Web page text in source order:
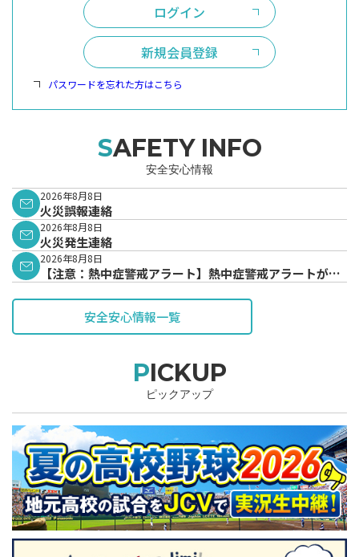
ログイン
新規会員登録
パスワードを忘れた方はこちら
SAFETY INFO
安全安心情報
2026年8月8日
火災誤報連絡
2026年8月8日
火災発生連絡
2026年8月8日
【注意：熱中症警戒アラート】熱中症警戒アラートが発
安全安心情報一覧
PICKUP
ピックアップ